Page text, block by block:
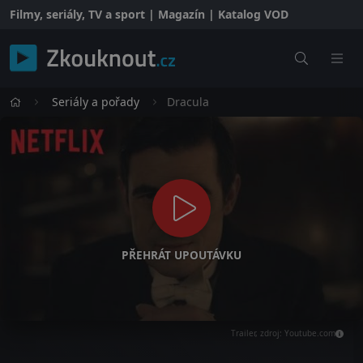
Filmy, seriály, TV a sport | Magazín | Katalog VOD
Seriály a pořady Dracula
PŘEHRÁT UPOUTÁVKU
Trailer, zdroj: Youtube.com